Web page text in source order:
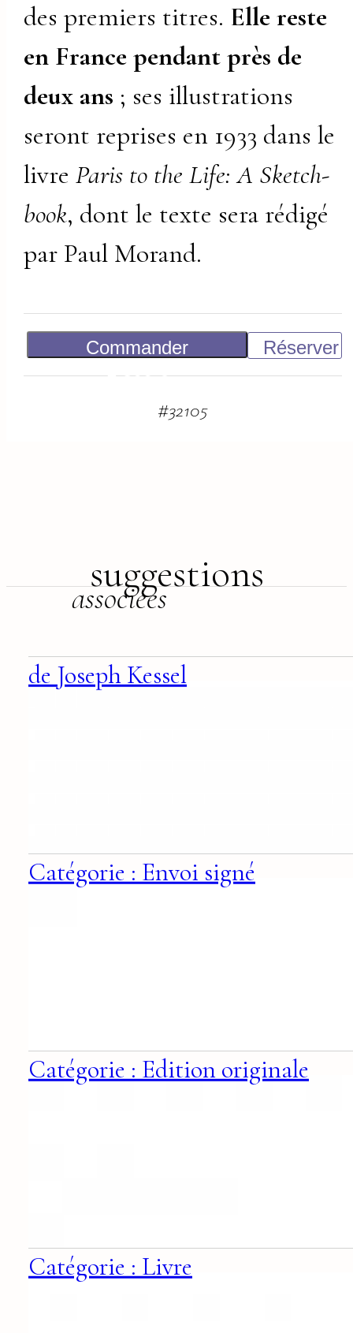
des premiers titres. Elle reste
en France pendant près de
deux ans ; ses illustrations
seront reprises en 1933 dans le
livreParis to the Life: A Sketch-
book, dont le texte sera rédigé
par Paul Morand.
Commander
Réserver
#32105
suggestions
associées
de Joseph Kessel
Catégorie : Envoi signé
Catégorie : Edition originale
Catégorie : Livre